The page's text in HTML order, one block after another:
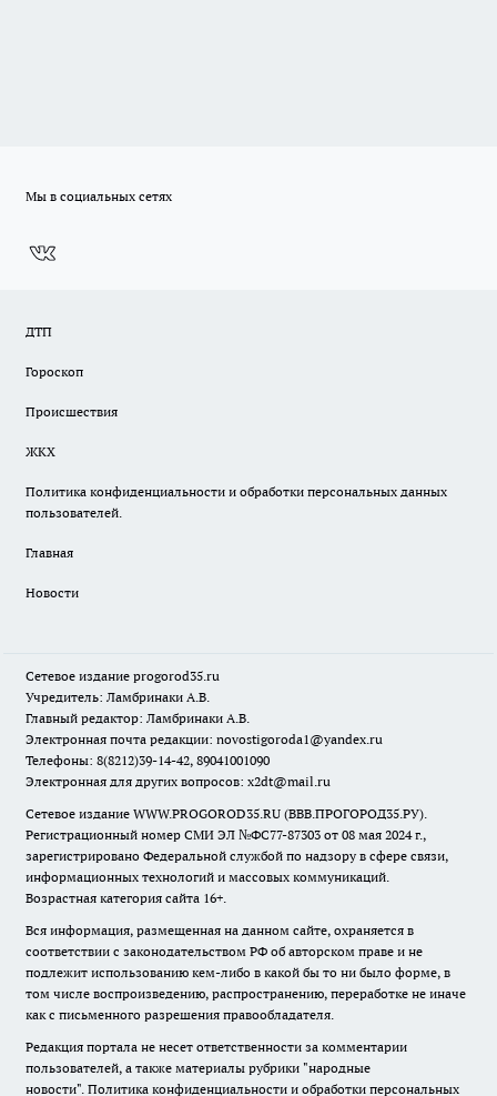
Мы в социальных сетях
ДТП
Гороскоп
Происшествия
ЖКХ
Политика конфиденциальности и обработки персональных данных
пользователей.
Главная
Новости
Сетевое издание progorod35.ru
Учредитель: Ламбринаки А.В.
Главный редактор: Ламбринаки А.В.
Электронная почта редакции: novostigoroda1@yandex.ru
Телефоны: 8(8212)39-14-42, 89041001090
Электронная для других вопросов: x2dt@mail.ru
Сетевое издание WWW.PROGOROD35.RU (ВВВ.ПРОГОРОД35.РУ).
Регистрационный номер СМИ ЭЛ №ФС77-87303 от 08 мая 2024 г.,
зарегистрировано Федеральной службой по надзору в сфере связи,
информационных технологий и массовых коммуникаций.
Возрастная категория сайта 16+.
Вся информация, размещенная на данном сайте, охраняется в
соответствии с законодательством РФ об авторском праве и не
подлежит использованию кем-либо в какой бы то ни было форме, в
том числе воспроизведению, распространению, переработке не иначе
как с письменного разрешения правообладателя.
Редакция портала не несет ответственности за комментарии
пользователей, а также материалы рубрики "народные
новости". Политика конфиденциальности и обработки персональных